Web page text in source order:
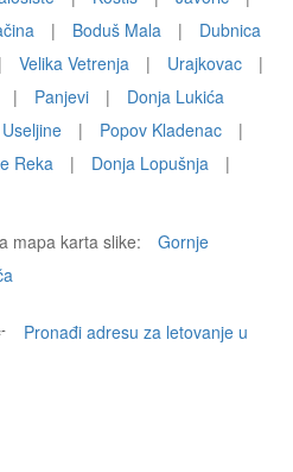
| Boduš Mala |
Dubnica
| Velika Vetrenja | Urajkovac
|
| Panjevi |
Donja Lukića
Useljine | Popov Kladenac
|
Reka | Donja Lopušnja
|
mapa karta slike:
Gornje
Pronađi adresu za letovanje u